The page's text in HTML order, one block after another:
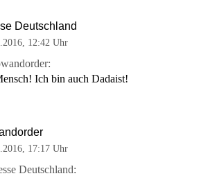
Deutschland
12:42 Uhr
Ich bin auch Dadaist!
17:17 Uhr
Deutschland: